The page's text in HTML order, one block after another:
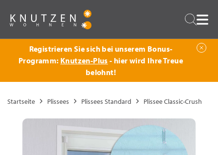
Zurück
Registrieren Sie sich bei unserem Bonus-
Programm: Knutzen-Plus - hier wird Ihre Treue
belohnt!
Startseite Plissees Plissees Standard Plissee Classic-Crush